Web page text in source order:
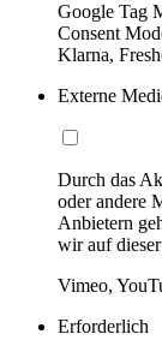
Google Tag
Consent
Klarna,
Externe
Durch das
oder andere
Anbietern
wir auf
Vimeo,
Erforderlich